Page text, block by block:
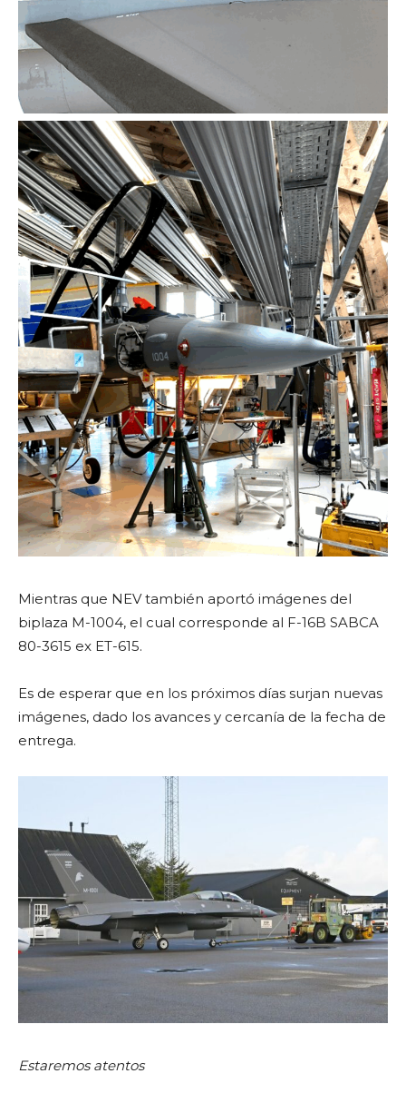
Mientras que NEV también aportó imágenes del
biplaza M-1004, el cual corresponde al F-16B SABCA
80-3615 ex ET-615.
Es de esperar que en los próximos días surjan nuevas
imágenes, dado los avances y cercanía de la fecha de
entrega.
Estaremos atentos